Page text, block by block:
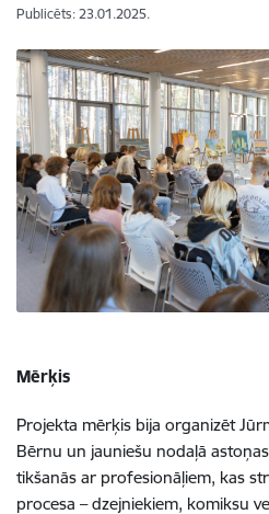
Publicēts: 23.01.2025.
Mērķis
Projekta mērķis bija organizēt
Bērnu un jauniešu nodaļā
tikšanās ar profesionāļiem, kas
procesa – dzejniekiem, komiksu